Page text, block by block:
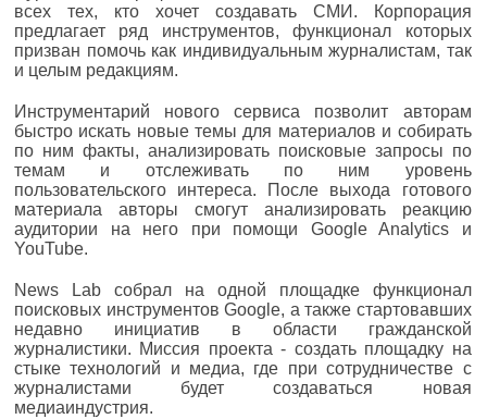
всех тех, кто хочет создавать СМИ. Корпорация
предлагает ряд инструментов, функционал которых
призван помочь как индивидуальным журналистам, так
и целым редакциям.
Инструментарий нового сервиса позволит авторам
быстро искать новые темы для материалов и собирать
по ним факты, анализировать поисковые запросы по
темам и отслеживать по ним уровень
пользовательского интереса. После выхода готового
материала авторы смогут анализировать реакцию
аудитории на него при помощи Google Analytics и
YouTube.
News Lab собрал на одной площадке функционал
поисковых инструментов Google, а также стартовавших
недавно инициатив в области гражданской
журналистики. Миссия проекта - создать площадку на
стыке технологий и медиа, где при сотрудничестве с
журналистами будет создаваться новая
медиаиндустрия.